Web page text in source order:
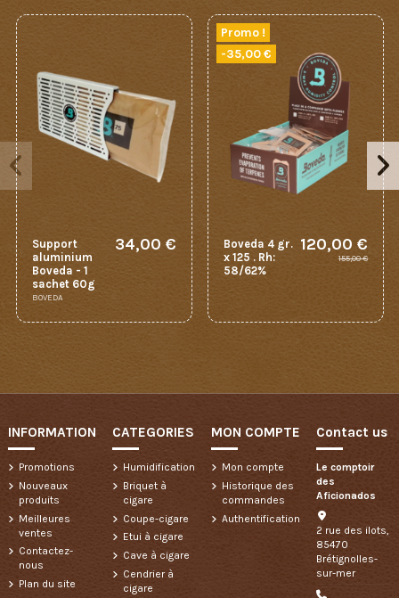
Support
aluminium
Boveda - 1
sachet 60g
BOVEDA
34,00 €
Promo !
-35,00 €
Boveda 4 gr.
x 125 . Rh:
58/62%
120,00 €
155,00 €
INFORMATION
Promotions
Nouveaux
produits
Meilleures
ventes
Contactez-
nous
Plan du site
CATEGORIES
Humidification
Briquet à
cigare
Coupe-cigare
Etui à cigare
Cave à cigare
Cendrier à
cigare
MON COMPTE
Mon compte
Historique des
commandes
Authentification
Contact us
Le comptoir
des
Aficionados
2 rue des ilots,
85470
Brétignolles-
sur-mer